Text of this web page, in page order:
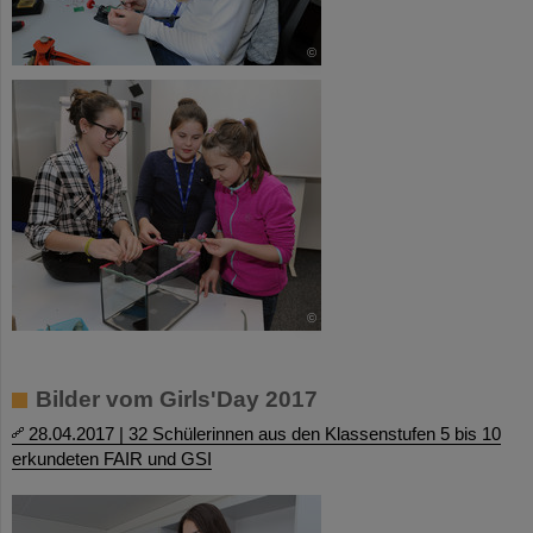
©
©
Bilder vom Girls'Day 2017
28.04.2017 | 32 Schülerinnen aus den Klassenstufen 5 bis 10
erkundeten FAIR und GSI